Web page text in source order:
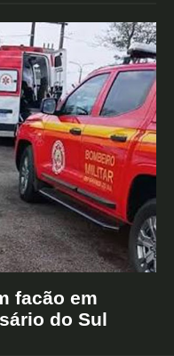
facão em
do Sul